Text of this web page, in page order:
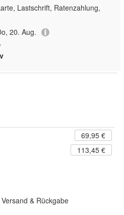
Lastschrift, Ratenzahlung,
20. Aug.
69,95 €
113,45 €
& Rückgabe